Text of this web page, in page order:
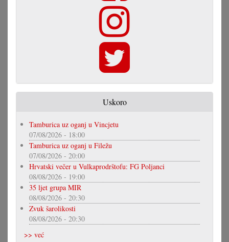
Uskoro
Tamburica uz oganj u Vincjetu
07/08/2026 - 18:00
Tamburica uz oganj u Filežu
07/08/2026 - 20:00
Hrvatski večer u Vulkaprodrštofu: FG Poljanci
08/08/2026 - 19:00
35 ljet grupa MIR
08/08/2026 - 20:30
Zvuk šarolikosti
08/08/2026 - 20:30
>> već